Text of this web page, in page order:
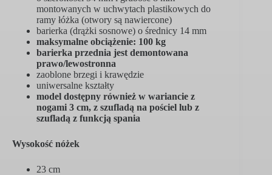
montowanych w uchwytach plastikowych do
ramy łóżka (otwory są nawiercone)
barierka (drążki sosnowe) o średnicy 14 mm
maksymalne obciążenie: 100 kg
barierka przednia jest demontowana
prawo/lewostronna
zaoblone brzegi i krawędzie
uniwersalne kształty
model dostępny również w wariancie z
nogami 3 cm, z szufladą na pościel lub z
szufladą z funkcją spania
Wysokość nóżek
23 cm